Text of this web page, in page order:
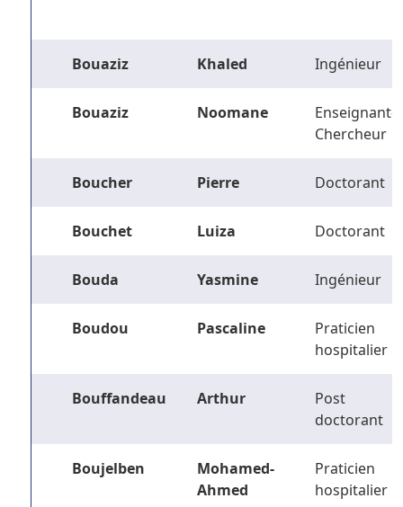
Bouaziz Khaled Ingénieur
Bouaziz Noomane
Enseignant-
Chercheur
Boucher Pierre Doctorant
Bouchet Luiza Doctorant
Bouda Yasmine Ingénieur
Boudou Pascaline
Praticien
hospitalier
Bouffandeau Arthur
Post
doctorant
Boujelben
Mohamed-
Ahmed
Praticien
hospitalier